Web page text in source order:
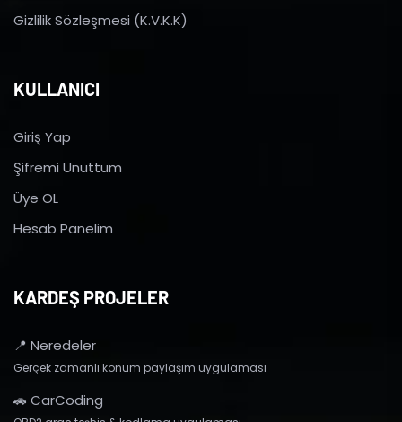
Gizlilik Sözleşmesi (K.V.K.K)
KULLANICI
Giriş Yap
Şifremi Unuttum
Üye OL
Hesab Panelim
KARDEŞ PROJELER
📍 Neredeler
Gerçek zamanlı konum paylaşım uygulaması
🚗 CarCoding